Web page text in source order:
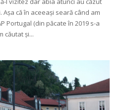
că în aceeași seară când am
Portugal (din păcate în 2019 s-a
căutat și...